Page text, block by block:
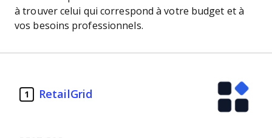
à trouver celui qui correspond à votre budget et à
vos besoins professionnels.
1 RetailGrid